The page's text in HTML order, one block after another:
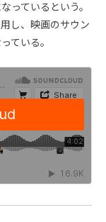
っているという。
し、映画のサウン
ている。